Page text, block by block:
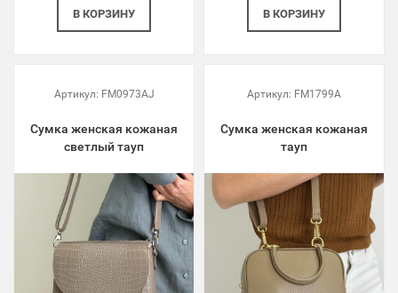
В КОРЗИНУ В КОРЗИНУ
Артикул: FM0973AJ
Сумка женская кожаная
светлый тауп
Артикул: FM1799A
Сумка женская кожаная
тауп